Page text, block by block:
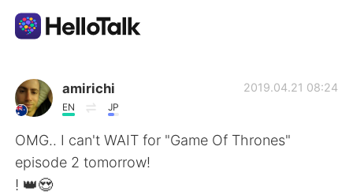
Language Exchange App
AI Grammar Checker
English
amirichi
EN JP
2019.04.21 08:24
OMG.. I can't WAIT for "Game Of Thrones"
episode 2 tomorrow!
! 👑😍